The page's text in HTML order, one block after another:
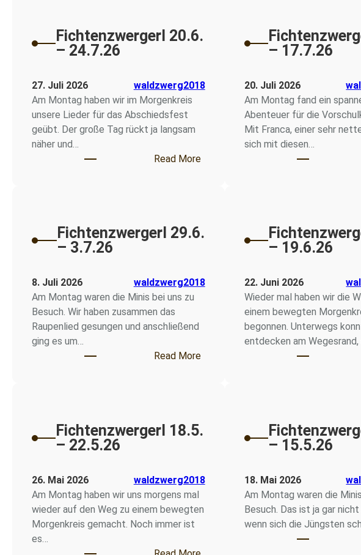
Fichtenzwergerl 20.6.
– 24.7.26
27. Juli 2026
waldzwerg2018
Am Montag haben wir im Morgenkreis
unsere Lieder für das Abschiedsfest
geübt. Der große Tag rückt ja langsam
näher und…
Read More: Fichtenzwergerl 20.6. – 24.7.26
– 17.7.26
20. Juli 2026
Am Montag fand ein
Abenteuer für die
Mit Franca, einer sehr
sich mit diesen…
Fichtenzwergerl 29.6.
– 3.7.26
8. Juli 2026
waldzwerg2018
Am Montag waren die Minis bei uns zu
Besuch. Wir haben zusammen das
Raupenlied gesungen und anschließend
ging es um…
Read More: Fichtenzwergerl 29.6. – 3.7.26
– 19.6.26
22. Juni 2026
Wieder mal haben wir die
einem bewegten
begonnen. Unterwegs
entdecken am
Fichtenzwergerl 18.5.
– 22.5.26
26. Mai 2026
waldzwerg2018
Am Montag haben wir uns morgens mal
wieder auf den Weg zu einem bewegten
Morgenkreis gemacht. Noch immer ist
es…
– 15.5.26
18. Mai 2026
Am Montag waren die
Besuch. Das ist ja gar
wenn sich die Jüngsten